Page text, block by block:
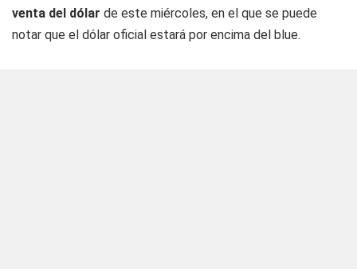
venta del dólar de este miércoles, en el que se puede
notar que el dólar oficial estará por encima del blue.